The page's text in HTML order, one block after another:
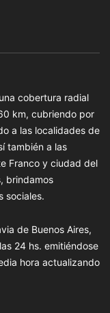
cobertura radial
km, cubriendo por
a las localidades de
también a las
Franco y ciudad del
brindamos
sociales.
de Buenos Aires,
24 hs. emitiéndose
hora actualizando